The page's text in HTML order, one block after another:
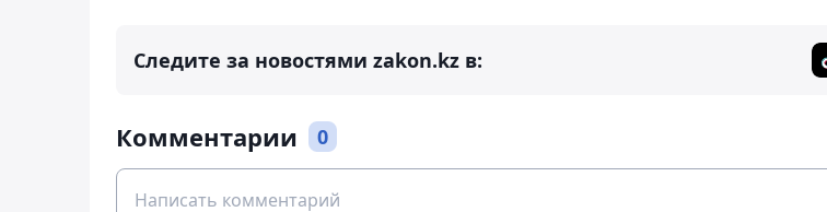
Следите за новостями zakon.kz в:
Комментарии 0